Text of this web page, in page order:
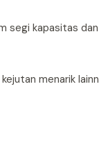
segi kapasitas
menarik